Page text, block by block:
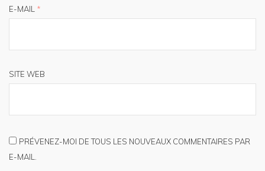
E-MAIL *
SITE WEB
PRÉVENEZ-MOI DE TOUS LES NOUVEAUX COMMENTAIRES PAR
E-MAIL.